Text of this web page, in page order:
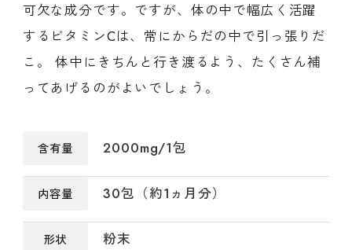
可欠な成分です。ですが、体の中で幅広く活躍
するビタミンCは、常にからだの中で引っ張りだ
こ。 体中にきちんと行き渡るよう、たくさん補
ってあげるのがよいでしょう。
含有量 2000mg/1包
内容量 30包（約1ヵ月分）
形状 粉末